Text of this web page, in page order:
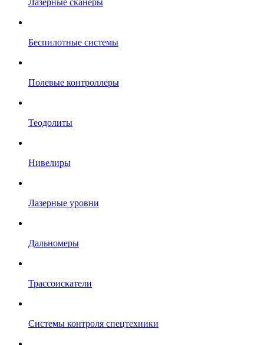
Лазерные сканеры
Беспилотные системы
Полевые контроллеры
Теодолиты
Нивелиры
Лазерные уровни
Дальномеры
Трассоискатели
Системы контроля спецтехники